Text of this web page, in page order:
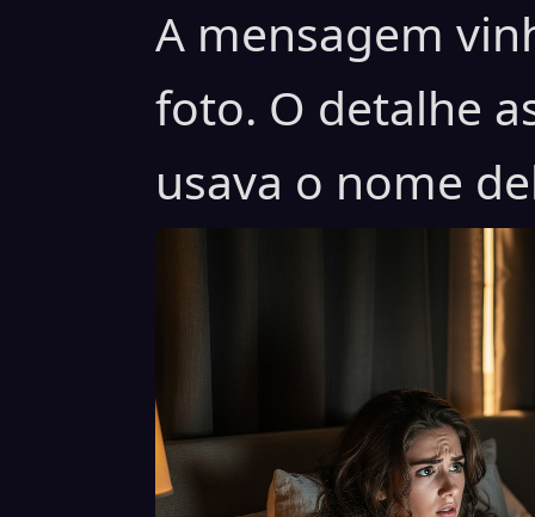
A mensagem
foto. O detalhe
usava o nome